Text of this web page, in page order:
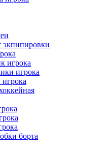
экпипировки
игрока
игрока
борта